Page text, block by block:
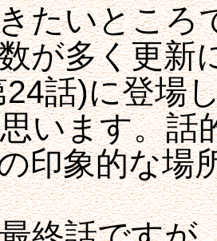
いところ
が多く更新
話)に登場
います。話
印象的な場